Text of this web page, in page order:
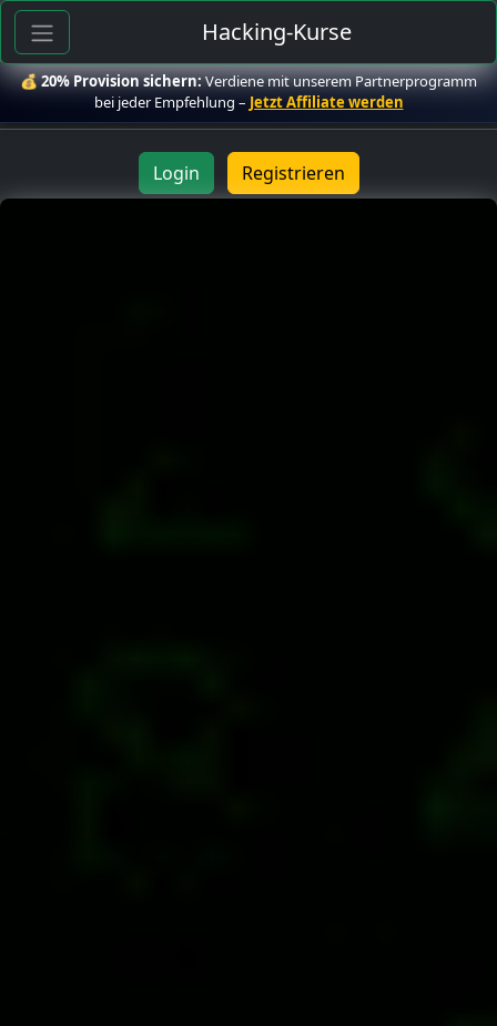
Hacking-Kurse
💰20% Provision sichern:Verdiene mit unserem Partnerprogramm
bei jeder Empfehlung – Jetzt Affiliate werden
Login Registrieren